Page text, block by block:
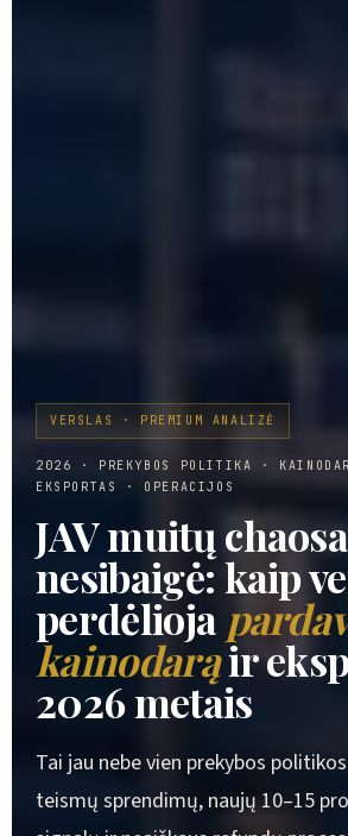
VERSLAS · PREMIUM ANALIZĖ
2026 · PREKYBOS POLITIKA ·
EKSPORTAS · OPERACIJOS
JAV muitų
nesibaigė: kaip
perdėlioja
kainodarąir
2026 metais
Tai jau nebe vien prekybos
teismų sprendimų, naujų 10–15